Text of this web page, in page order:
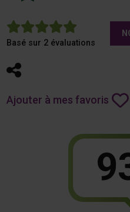
5
Basé sur 2 évaluations
Partager
Ajouter à mes favoris